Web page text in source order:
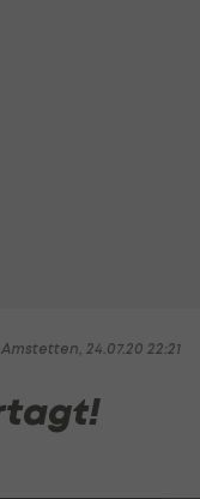
Amstetten, 24.07.20 22:21